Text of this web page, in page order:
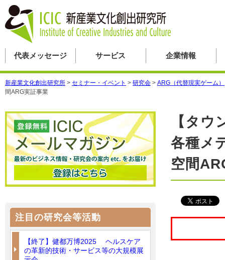
代表メッセージ サービス 企業情報
新産業文化創出研究所 > セミナー・イベント > 研究会 > ARG（代替現実ゲーム）
間ARG実証事業
【タ
各種メ
空間
注目の研究会等活動
【終了】健都万博2025 ヘルスケア
の革新的技術・サービス等の大規模展